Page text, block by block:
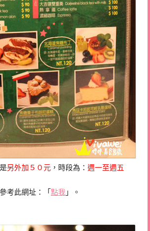
另外加５０元 ，時段為： 週一至週五
考此網址：「 點我 」。